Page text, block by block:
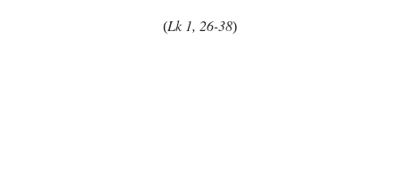
(Lk 1, 26-38)